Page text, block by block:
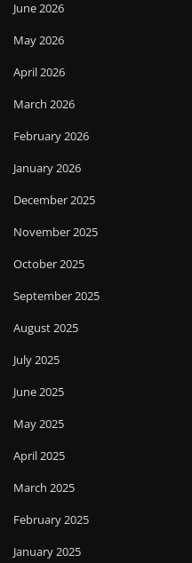
June 2026
May 2026
April 2026
March 2026
February 2026
January 2026
December 2025
November 2025
October 2025
September 2025
August 2025
July 2025
June 2025
May 2025
April 2025
March 2025
February 2025
January 2025